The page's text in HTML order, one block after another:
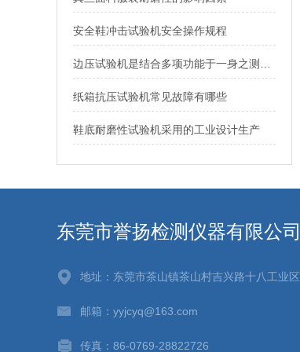
安全鞋冲击试验机安全操作规程
纸箱抗压试验机常见故障有哪些
鞋底耐磨性试验机采用的工业设计生产
东莞市誉扬检测仪器有限公司
地址：东莞市茶山镇茶山村吉兴路十八工业区
邮箱：yyjcyq@163.com
传真：86-0769-28822726